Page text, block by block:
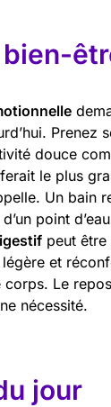
Prenez
douce
le plus
Un bain
point
peut
et
Le
nécessité.
jour